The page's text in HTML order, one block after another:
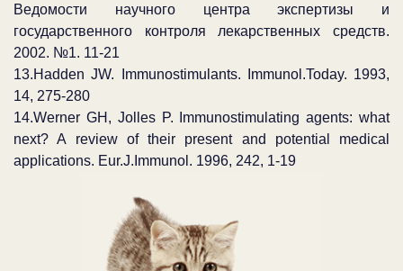
Ведомости научного центра экспертизы и
государственного контроля лекарственных средств.
2002. №1. 11-21
13.Hadden JW. Immunostimulants. Immunol.Today. 1993,
14, 275-280
14.Werner GH, Jolles P. Immunostimulating agents: what
next? A review of their present and potential medical
applications. Eur.J.Immunol. 1996, 242, 1-19